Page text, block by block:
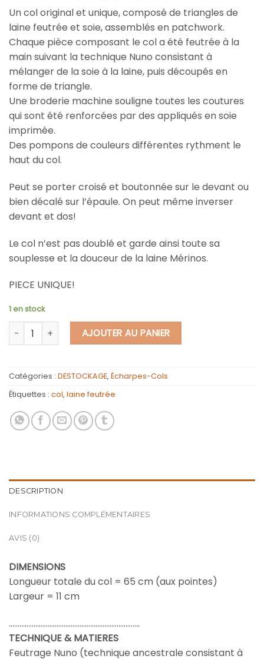
Un col original et unique, composé de triangles de
laine feutrée et soie, assemblés en patchwork.
Chaque pièce composant le col a été feutrée à la
main suivant la technique Nuno consistant à
mélanger de la soie à la laine, puis découpés en
forme de triangle.
Une broderie machine souligne toutes les coutures
qui sont été renforcées par des appliqués en soie
imprimée.
Des pompons de couleurs différentes rythment le
haut du col.
Peut se porter croisé et boutonnée sur le devant ou
bien décalé sur l’épaule. On peut même inverser
devant et dos!
Le col n’est pas doublé et garde ainsi toute sa
souplesse et la douceur de la laine Mérinos.
PIECE UNIQUE!
1 en stock
quantité de Col croisé patchwork de laine feutrée brodée /
AJOUTER AU PANIER
Catégories : DESTOCKAGE, Écharpes-Cols
Étiquettes : col, laine feutrée
DESCRIPTION
INFORMATIONS COMPLÉMENTAIRES
AVIS (0)
DIMENSIONS
Longueur totale du col = 65 cm (aux pointes)
Largeur = 11 cm
………………………………………………………………..
TECHNIQUE & MATIERES
Feutrage Nuno (technique ancestrale consistant à